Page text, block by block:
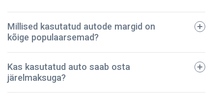
tehniline pass;
registreerimistalong;
Millised kasutatud autode margid on
kõige populaarsemad?
Kas kasutatud auto saab osta
järelmaksuga?